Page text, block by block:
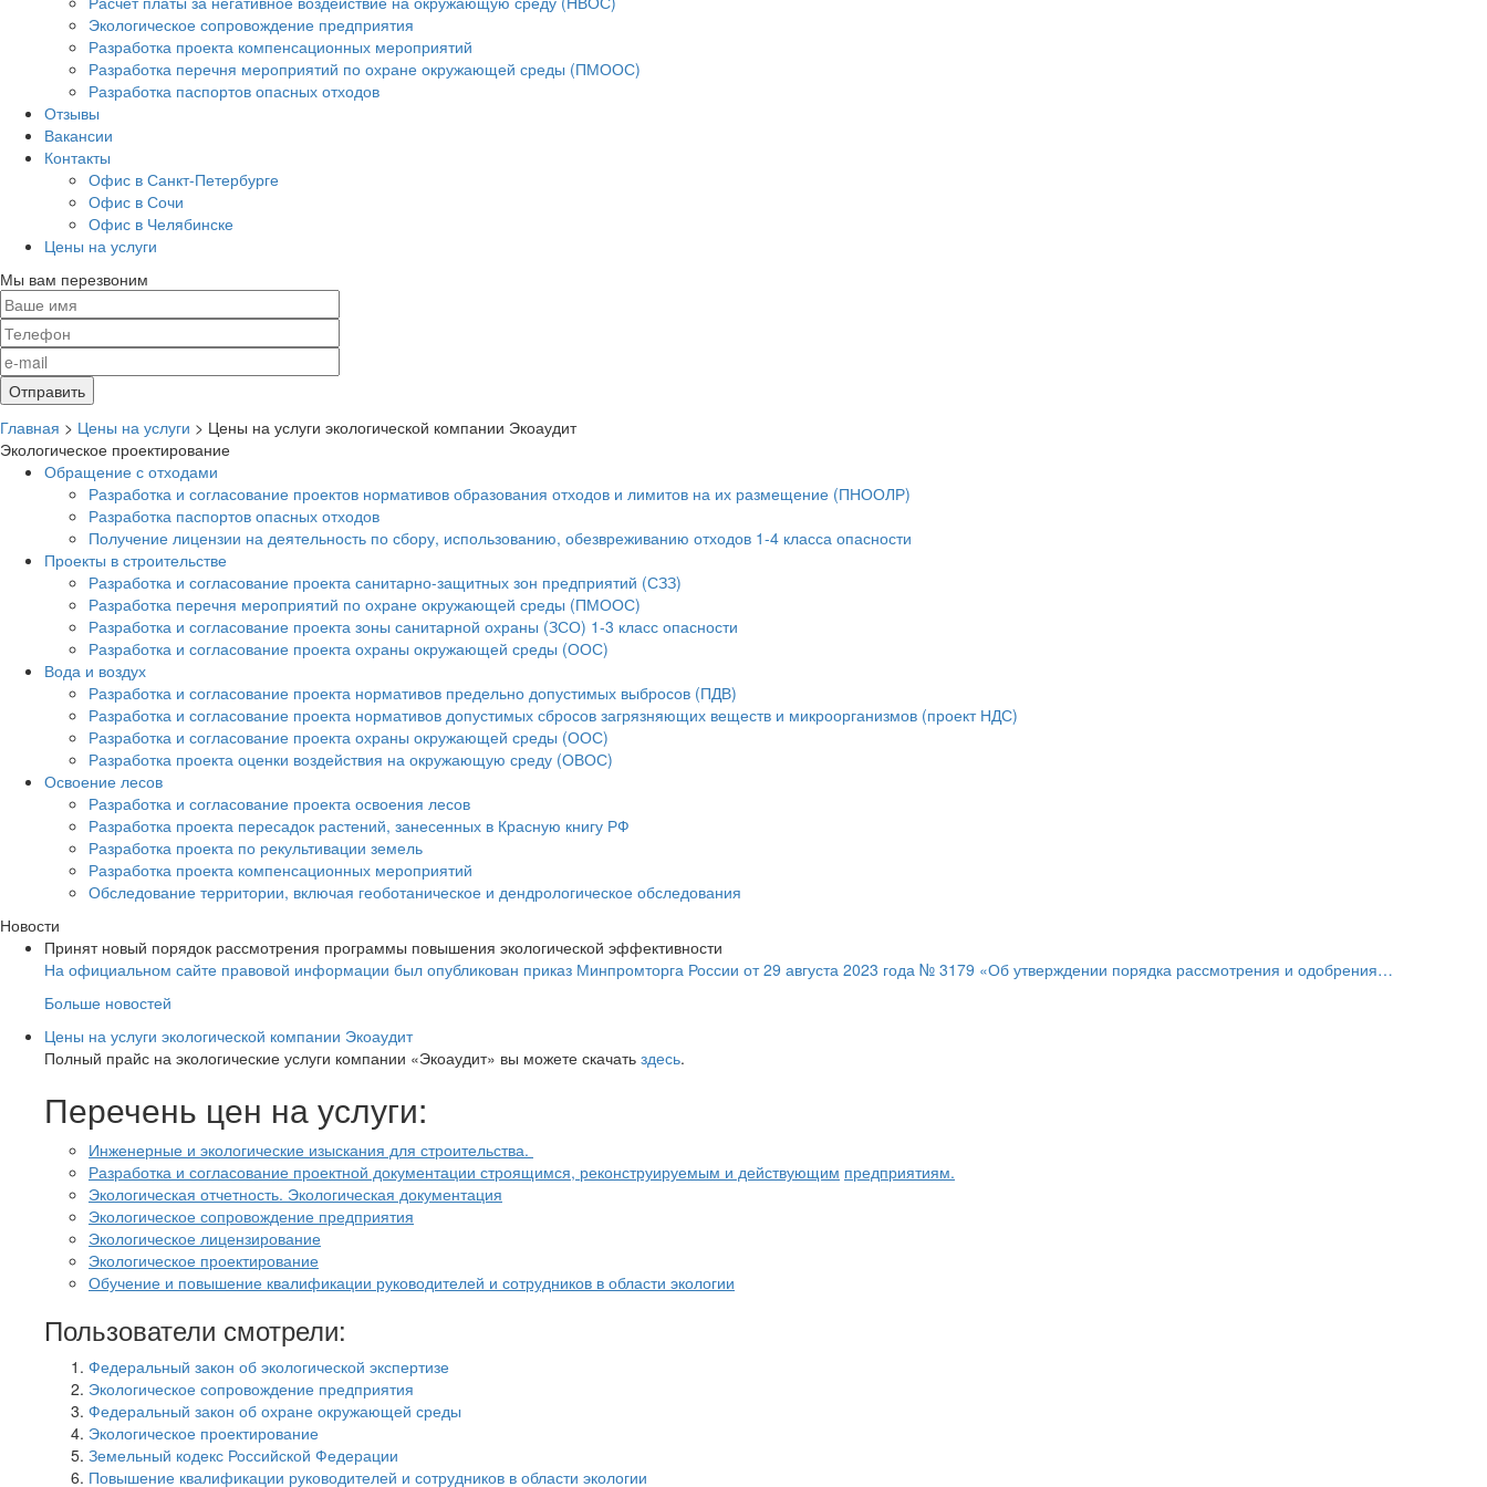
Экологическое сопровождение предприятия
Разработка проекта компенсационных мероприятий
Разработка перечня мероприятий по охране окружающей среды (ПМООС)
Разработка паспортов опасных отходов
Отзывы
Вакансии
Контакты
Офис в Санкт-Петербурге
Офис в Сочи
Офис в Челябинске
Цены на услуги
Мы вам перезвоним
Главная > Цены на услуги > Цены на услуги экологической компании Экоаудит
Экологическое проектирование
Обращение с отходами
Разработка и согласование проектов нормативов образования отходов и лимитов на их размещение (ПНООЛР)
Разработка паспортов опасных отходов
Получение лицензии на деятельность по сбору, использованию, обезвреживанию отходов 1-4 класса опасности
Проекты в строительстве
Разработка и согласование проекта санитарно-защитных зон предприятий (СЗЗ)
Разработка перечня мероприятий по охране окружающей среды (ПМООС)
Разработка и согласование проекта зоны санитарной охраны (ЗСО) 1-3 класс опасности
Разработка и согласование проекта охраны окружающей среды (ООС)
Вода и воздух
Разработка и согласование проекта нормативов предельно допустимых выбросов (ПДВ)
Разработка и согласование проекта нормативов допустимых сбросов загрязняющих веществ и микроорганизмов (проект НДС)
Разработка и согласование проекта охраны окружающей среды (ООС)
Разработка проекта оценки воздействия на окружающую среду (ОВОС)
Освоение лесов
Разработка и согласование проекта освоения лесов
Разработка проекта пересадок растений, занесенных в Красную книгу РФ
Разработка проекта по рекультивации земель
Разработка проекта компенсационных мероприятий
Обследование территории, включая геоботаническое и дендрологическое обследования
Новости
Принят новый порядок рассмотрения программы повышения экологической эффективности
На официальном сайте правовой информации был опубликован приказ Минпромторга России от 29 августа 2023 года № 3179 «Об утверждении порядка рассмотрения и одобрения…
Больше новостей
Цены на услуги экологической компании Экоаудит
Полный прайс на экологические услуги компании «Экоаудит» вы можете скачать здесь.
Перечень цен на услуги:
Инженерные и экологические изыскания для строительства.
Разработка и согласование проектной документации строящимся, реконструируемым и действующим предприятиям.
Экологическая отчетность. Экологическая документация
Экологическое сопровождение предприятия
Экологическое лицензирование
Экологическое проектирование
Обучение и повышение квалификации руководителей и сотрудников в области экологии
Пользователи смотрели:
Федеральный закон об экологической экспертизе
Экологическое сопровождение предприятия
Федеральный закон об охране окружающей среды
Экологическое проектирование
Земельный кодекс Российской Федерации
Повышение квалификации руководителей и сотрудников в области экологии